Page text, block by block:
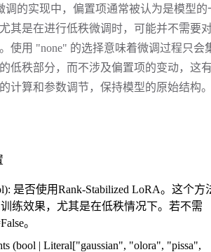
调的实现中，偏置项通常被认为是模型的
其是在进行低秩微调时，可能并不需要
使用 "none" 的选择意味着微调过程只会
低秩部分，而不涉及偏置项的变动，这
计算和参数调节，保持模型的原始结构
是否使用Rank-Stabilized LoRA。这个方
练效果，尤其是在低秩情况下。若不需
。
(bool | Literal["gaussian", "olora", "pissa",